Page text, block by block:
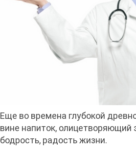
Еще во времена глубокой
вине напиток, олицетворяющий
бодрость, радость жизни.